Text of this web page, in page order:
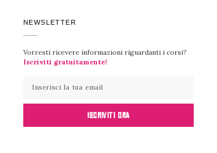
NEWSLETTER
Vorresti ricevere informazioni riguardanti i corsi?
Iscriviti gratuitamente!
ISCRIVITI ORA